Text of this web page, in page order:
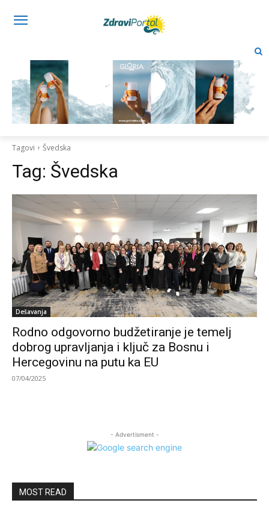
Tagovi Švedska
Tag: Švedska
Dešavanja
Rodno odgovorno budžetiranje je temelj
dobrog upravljanja i ključ za Bosnu i
Hercegovinu na putu ka EU
07/04/2025
- Advertisment -
MOST READ